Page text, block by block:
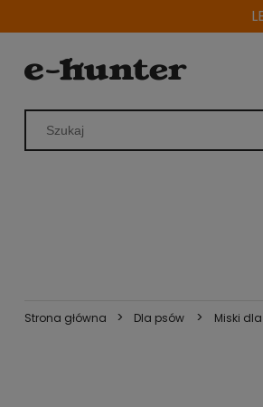
Strona główna > Dla psów > Miski